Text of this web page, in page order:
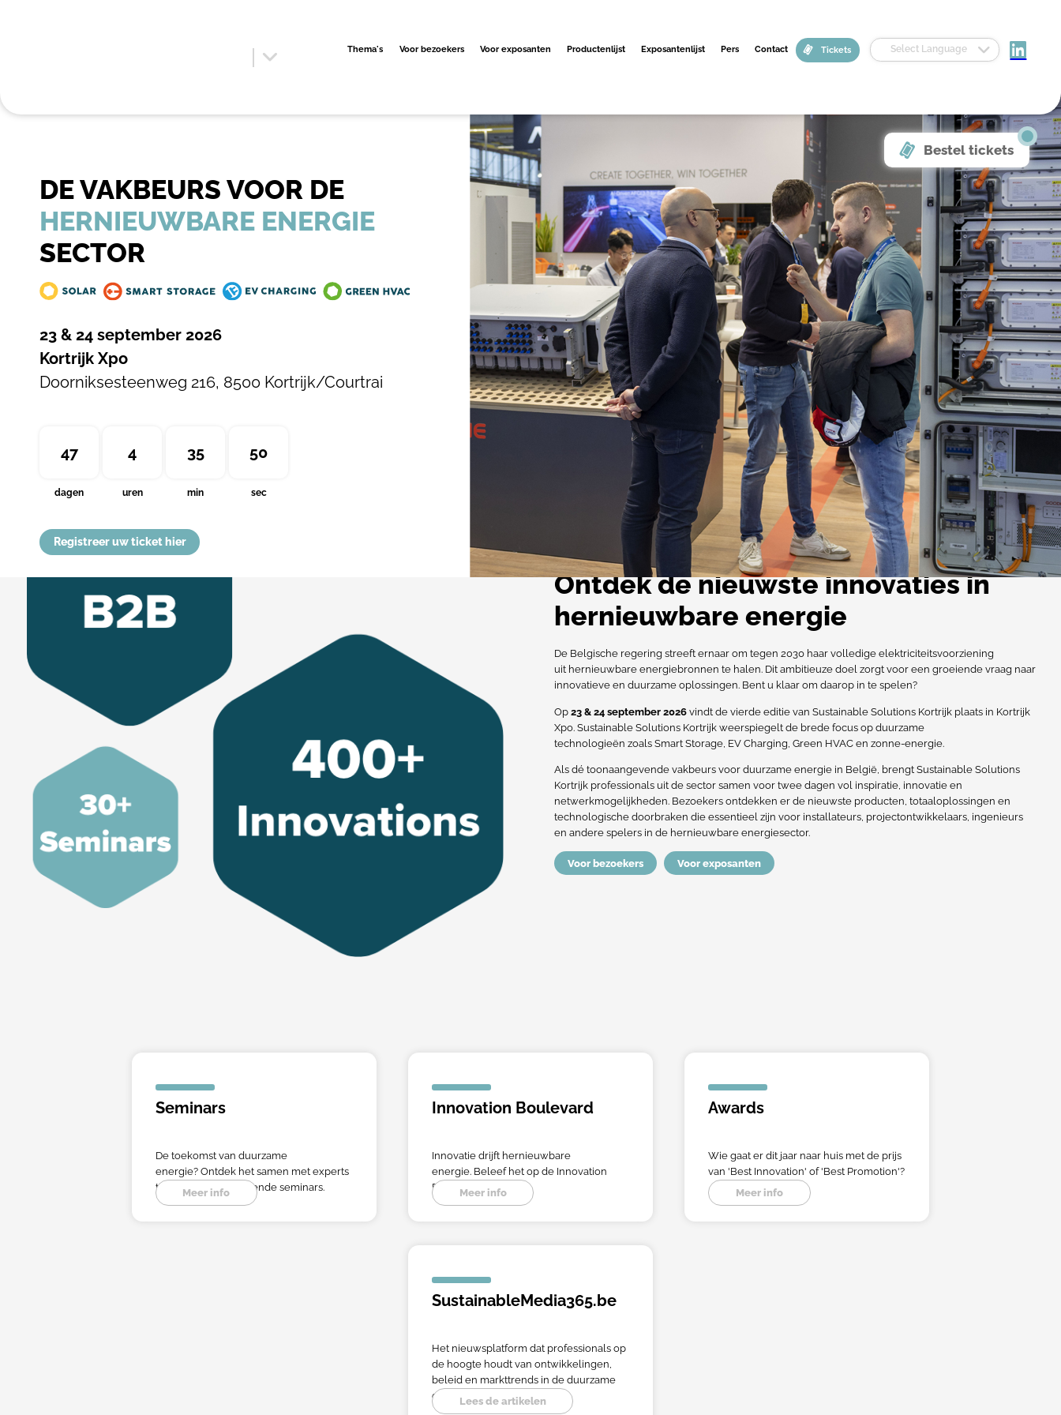
Thema's Voor bezoekers Voor exposanten Productenlijst Exposantenlijst Pers Contact Tickets Select Language
DE VAKBEURS VOOR DE
HERNIEUWBARE ENERGIE
SECTOR
23 & 24 september 2026
Kortrijk Xpo
Doorniksesteenweg 216, 8500 Kortrijk/Courtrai
47
dagen
4
uren
35
min
49
sec
Registreer uw ticket hier
Ontdek de nieuwste innovaties in
hernieuwbare energie
De Belgische regering streeft ernaar om tegen 2030 haar volledige elektriciteitsvoorziening
uit hernieuwbare energiebronnen te halen. Dit ambitieuze doel zorgt voor een groeiende vraag naar
innovatieve en duurzame oplossingen. Bent u klaar om daarop in te spelen?
Op23 & 24 september 2026vindt de vierde editie van Sustainable Solutions Kortrijk plaats in Kortrijk
Xpo. Sustainable Solutions Kortrijk weerspiegelt de brede focus op duurzame
technologieën zoals Smart Storage, EV Charging, Green HVAC en zonne-energie.
Als dé toonaangevende vakbeurs voor duurzame energie in België, brengt Sustainable Solutions
Kortrijk professionals uit de sector samen voor twee dagen vol inspiratie, innovatie en
netwerkmogelijkheden. Bezoekers ontdekken er de nieuwste producten, totaaloplossingen en
technologische doorbraken die essentieel zijn voor installateurs, projectontwikkelaars, ingenieurs
en andere spelers in de hernieuwbare energiesector.
Voor bezoekers Voor exposanten
Seminars
De toekomst van duurzame
energie? Ontdek het samen met experts
tijdens onze inspirerende seminars.
Meer info
Innovation Boulevard
Innovatie drijft hernieuwbare
energie. Beleef het op de Innovation
Boulevard.Meer info
Awards
Wie gaat er dit jaar naar huis met de prijs
van 'Best Innovation' of 'Best Promotion'?
Meer info
SustainableMedia365.be
Het nieuwsplatform dat professionals op
de hoogte houdt van ontwikkelingen,
beleid en markttrends in de duurzame
energiesector in België.
Lees de artikelen
Bestel tickets